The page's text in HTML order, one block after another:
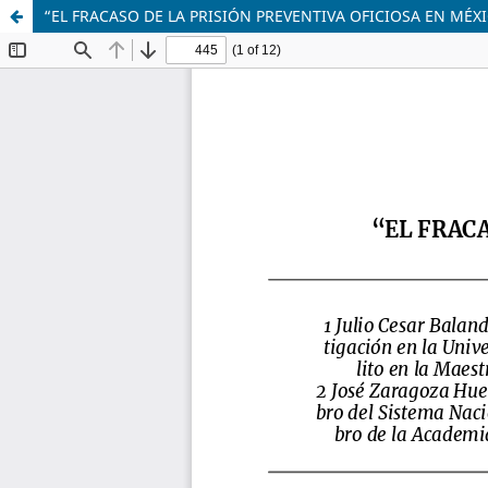
“EL FRACASO DE LA PRISIÓN PREVENTIVA OFICIOSA EN